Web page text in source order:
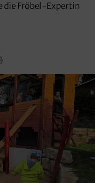
die Fröbel-Expertin